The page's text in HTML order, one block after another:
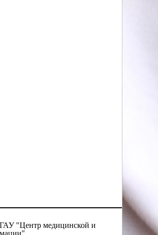
"Центр медицинской и